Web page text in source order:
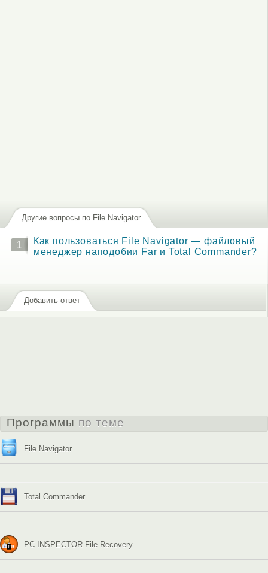
Другие вопросы по File Navigator
1
Как пользоваться File Navigator — файловый
менеджер наподобии Far и Total Commander?
Добавить ответ
Программы по теме
File Navigator
Total Commander
PC INSPECTOR File Recovery